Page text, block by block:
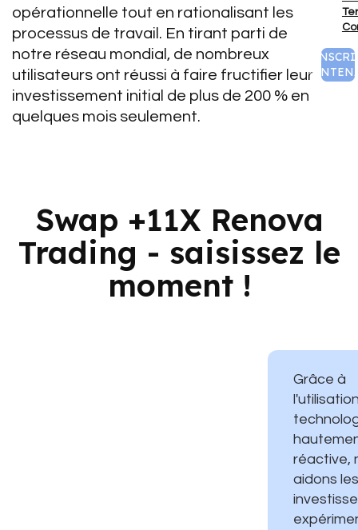
opérationnelle tout en rationalisant les
processus de travail. En tirant parti de
notre réseau mondial, de nombreux
utilisateurs ont réussi à faire fructifier leur
investissement initial de plus de 200 % en
quelques mois seulement.
Swap +11X Renova
Trading - saisissez le
moment !
Grâce à
réactive,
aidons les